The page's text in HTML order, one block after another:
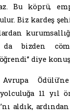
Bu köprü,
Biz kardeş
da bizden
diye
11 yıl
aldık, ardından